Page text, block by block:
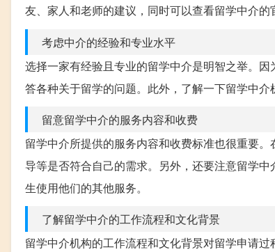
友、家人和老师的建议，同时可以查看留学中介
考虑中介的经验和专业水平
选择一家有经验且专业的留学中介是明智之举。
答各种关于留学的问题。此外，了解一下留学中
留意留学中介的服务内容和收费
留学中介所提供的服务内容和收费标准也很重要
导等是否符合自己的需求。另外，还要注意留学
生使用他们的其他服务。
了解留学中介的工作流程和文化背景
留学中介机构的工作流程和文化背景对留学申请